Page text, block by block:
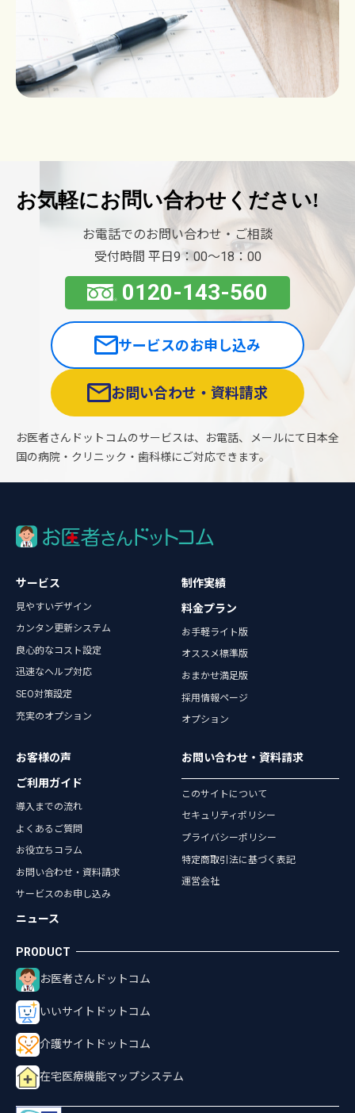
お気軽にお問い合わせください!
お電話でのお問い合わせ・ご相談
受付時間 平日9：00〜18：00
0120-143-560
サービスのお申し込み
お問い合わせ・資料請求
お医者さんドットコムのサービスは、お電話、メールにて日本全
国の病院・クリニック・歯科様にご対応できます。
サービス
見やすいデザイン
カンタン更新システム
良心的なコスト設定
迅速なヘルプ対応
SEO対策設定
充実のオプション
制作実績
料金プラン
お手軽ライト版
オススメ標準版
おまかせ満足版
採用情報ページ
オプション
お客様の声
ご利用ガイド
導入までの流れ
よくあるご質問
お役立ちコラム
お問い合わせ・資料請求
サービスのお申し込み
ニュース
お問い合わせ・資料請求
このサイトについて
セキュリティポリシー
プライバシーポリシー
特定商取引法に基づく表記
運営会社
お医者さんドットコム
いいサイトドットコム
介護サイトドットコム
在宅医療機能マップシステム